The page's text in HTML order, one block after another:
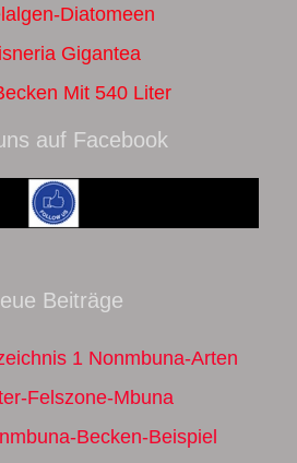
Diatomeen
Gigantea
Mit 540 Liter
auf Facebook
Beiträge
1 Nonmbuna-Arten
Felszone-Mbuna
Becken-Beispiel